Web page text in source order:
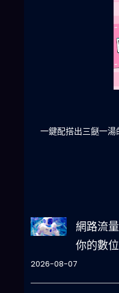
結合全球4大玄學系
網路流
你的數
2026-08-07